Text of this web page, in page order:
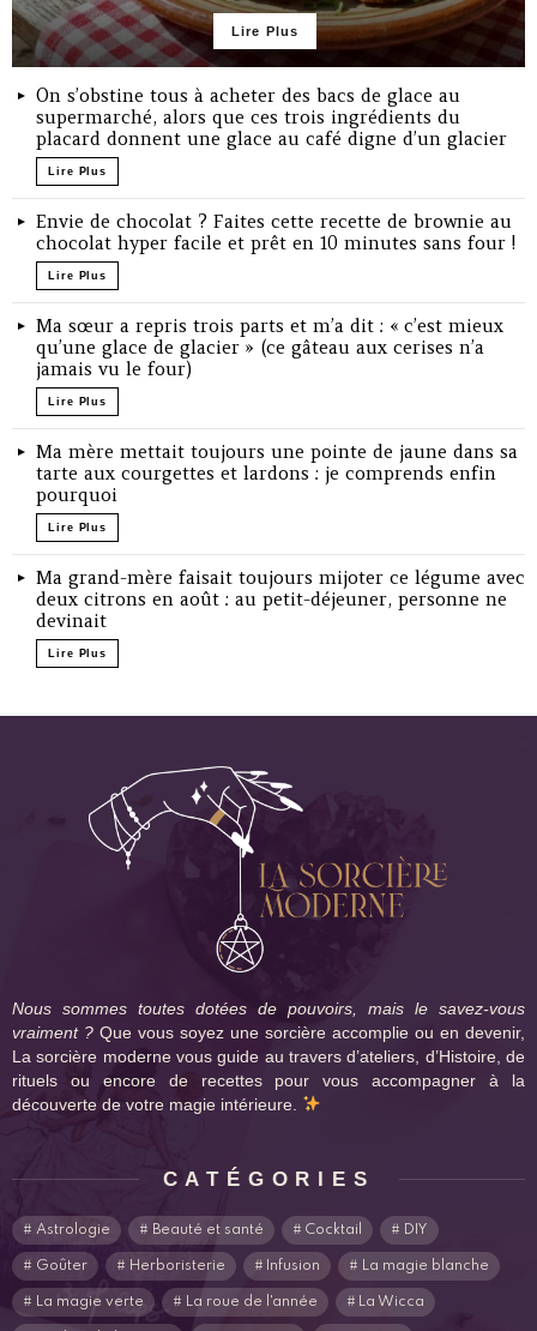
Lire Plus
On s’obstine tous à acheter des bacs de glace au
supermarché, alors que ces trois ingrédients du
placard donnent une glace au café digne d’un glacier
Lire Plus
Envie de chocolat ? Faites cette recette de brownie au
chocolat hyper facile et prêt en 10 minutes sans four !
Lire Plus
Ma sœur a repris trois parts et m’a dit : « c’est mieux
qu’une glace de glacier » (ce gâteau aux cerises n’a
jamais vu le four)
Lire Plus
Ma mère mettait toujours une pointe de jaune dans sa
tarte aux courgettes et lardons : je comprends enfin
pourquoi
Lire Plus
Ma grand-mère faisait toujours mijoter ce légume avec
deux citrons en août : au petit-déjeuner, personne ne
devinait
Lire Plus
Nous sommes toutes dotées de pouvoirs, mais le savez-vous
vraiment ? Que vous soyez une sorcière accomplie ou en devenir,
La sorcière moderne vous guide au travers d’ateliers, d’Histoire, de
rituels ou encore de recettes pour vous accompagner à la
découverte de votre magie intérieure.
CATÉGORIES
Astrologie Beauté et santé Cocktail DIY
Goûter Herboristerie Infusion La magie blanche
La magie verte La roue de l'année La Wicca